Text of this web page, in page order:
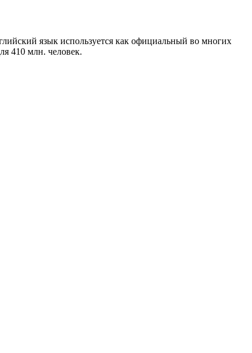
язык используется как официальный во многих
410 млн. человек.